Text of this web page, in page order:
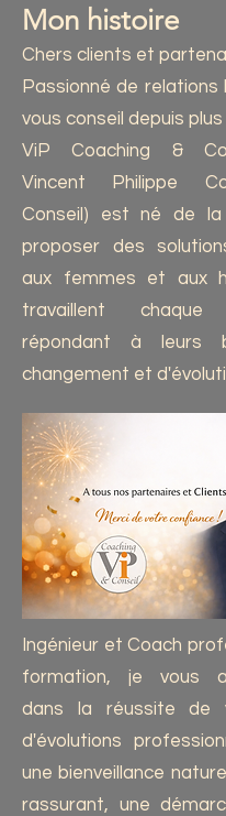
Mon histoire
​Chers clients et
Passionné de relations
vous conseil depuis
ViP Coaching &
Vincent Philippe
Conseil) est né de
proposer des
aux femmes et aux
travaillent
répondant à leurs
changement et
Ingénieur et Coach
formation, je vous
dans la réussite de
d'évolutions
une bienveillance
rassurant, une